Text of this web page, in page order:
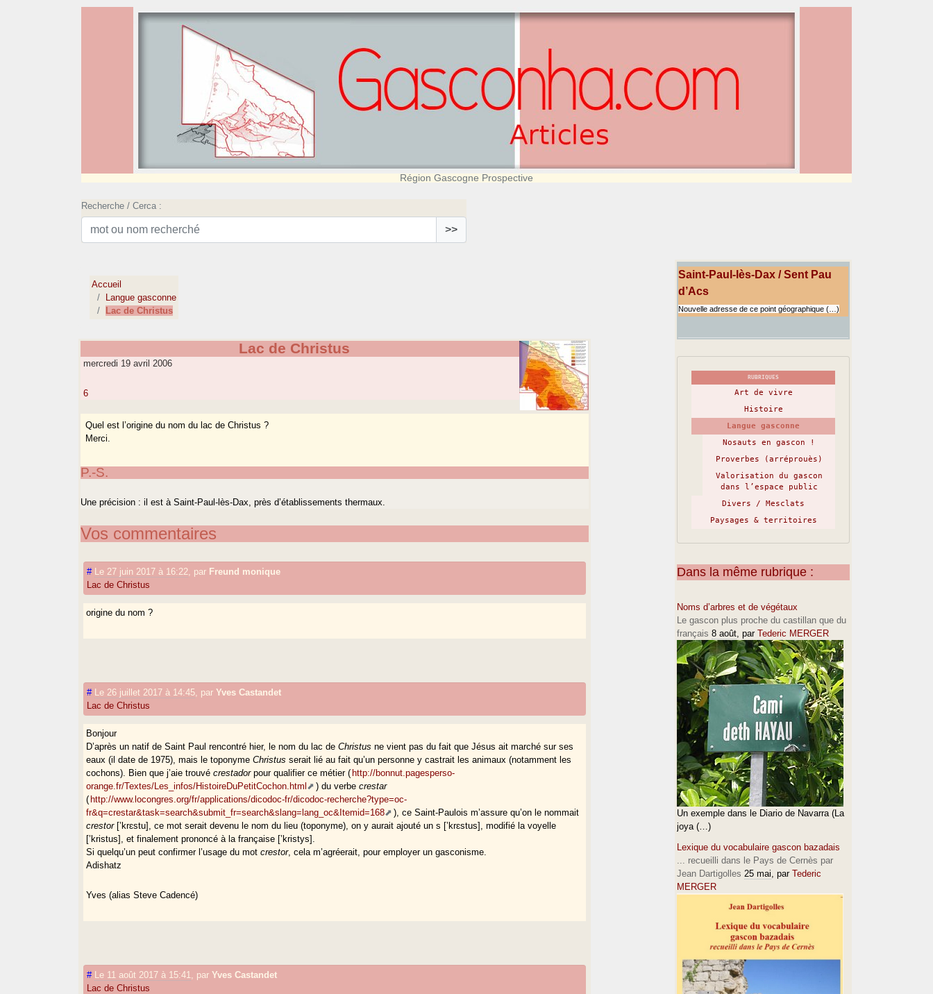
Région Gascogne Prospective
Recherche / Cerca :
>>
Accueil
Langue gasconne
Lac de Christus
Lac de Christus
mercredi 19 avril 2006
6
Quel est l’origine du nom du lac de Christus ?
Merci.
P.-S.
Une précision : il est à Saint-Paul-lès-Dax, près d’établissements thermaux.
Vos commentaires
# Le 27 juin 2017 à 16:22 par Freund monique
Lac de Christus
origine du nom ?
# Le 26 juillet 2017 à 14:45 parYves Castandet
Lac de Christus
Bonjour
D’après un natif de Saint Paul rencontré hier, le nom du lac deChristusne vient pas du fait que Jésus ait marché sur ses
eaux (il date de 1975), mais le toponymeChristusserait lié au fait qu’un personne y castrait les animaux (notamment les
cochons). Bien que j’aie trouvécrestadorpour qualifier ce métier (http://bonnut.pagesperso-
orange.fr/Textes/Les_infos/HistoireDuPetitCochon.html
) du verbecrestar
(http://www.locongres.org/fr/applications/dicodoc-fr/dicodoc-recherche?type=oc-
fr&q=crestar&task=search&submit_fr=search&slang=lang_oc&Itemid=168
), ce Saint-Paulois m’assure qu’on le nommait
crestor [’krɛstu], ce mot serait devenu le nom du lieu (toponyme), on y aurait ajouté un s [’krɛstus], modifié la voyelle
[’kristus], et finalement prononcé à la française [’kristys].
Si quelqu’un peut confirmer l’usage du motcrestor, cela m’agréerait, pour employer un gasconisme.
Adishatz
Yves (alias Steve Cadencé)
# Le 11 août 2017 à 15:41 parYves Castandet
Lac de Christus
Saint-Paul-lès-Dax / Sent Pau
d’Acs
Nouvelle adresse de ce point géographique (…)
RUBRIQUES
Art de vivre
Histoire
Langue gasconne
Nosauts en gascon !
Proverbes (arréprouès)
Valorisation du gascon
dans l’espace public
Divers / Mesclats
Paysages & territoires
Dans la même rubrique :
Noms d’arbres et de végétaux
Le gascon plus proche du castillan que du
français 8 août, par Tederic MERGER
Un exemple dans le Diario de Navarra (La
joya (…)
Lexique du vocabulaire gascon bazadais
... recueilli dans le Pays de Cernès par
Jean Dartigolles 25 mai, par Tederic
MERGER